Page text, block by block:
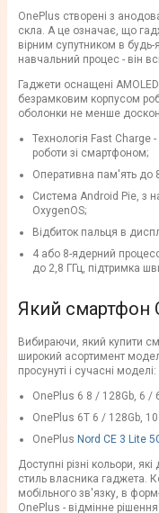
OnePlus створені з
скла. А це означає, що
вірним супутником в будь-
навчальний процес - він
Гаджети оснащені
безрамковим корпусом
оболонки не менше
Технологія Fast Charge
роботи зі смартфоном;
Оперативна пам'ять до
Система Android Pie, з
OxygenOS;
Відбиток пальця в
4 або 8-ядерний
до 2,8 ГГц, підтримка
Який смартфон
Вибираючи, який купити
широкий асортимент
просунуті і сучасні моделі:
OnePlus 6 8 / 128Gb, ​​6 /
OnePlus 6T 6 / 128Gb,
OnePlus Nord CE 3 Lite
Доступні різні кольори,
стиль власника гаджета.
мобільного зв'язку, в
OnePlus - відмінне